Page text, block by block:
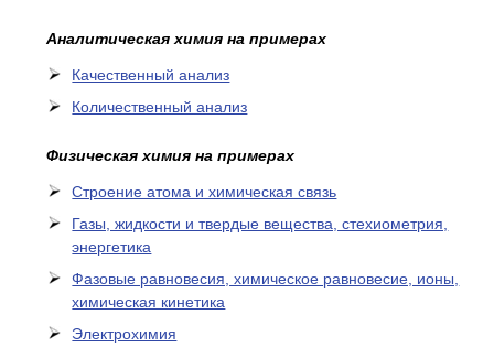
Аналитическая химия на примерах
Качественный анализ
Количественный анализ
Физическая химия на примерах
Cтроение атома и химическая связь
Газы, жидкости и твердые вещества, стехиометрия,
энергетика
Фазовые равновесия, химическое равновесие, ионы,
химическая кинетика
Электрохимия